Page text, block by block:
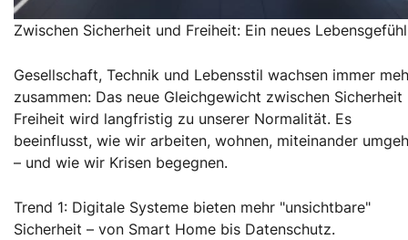
Zwischen Sicherheit und Freiheit: Ein neues Lebensgefühl
Gesellschaft, Technik und Lebensstil wachsen immer
zusammen: Das neue Gleichgewicht zwischen Sicherheit
Freiheit wird langfristig zu unserer Normalität. Es
beeinflusst, wie wir arbeiten, wohnen, miteinander
– und wie wir Krisen begegnen.
Trend 1: Digitale Systeme bieten mehr "unsichtbare"
Sicherheit – von Smart Home bis Datenschutz.